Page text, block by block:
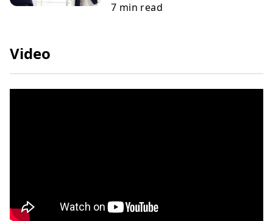
7 min read
Video